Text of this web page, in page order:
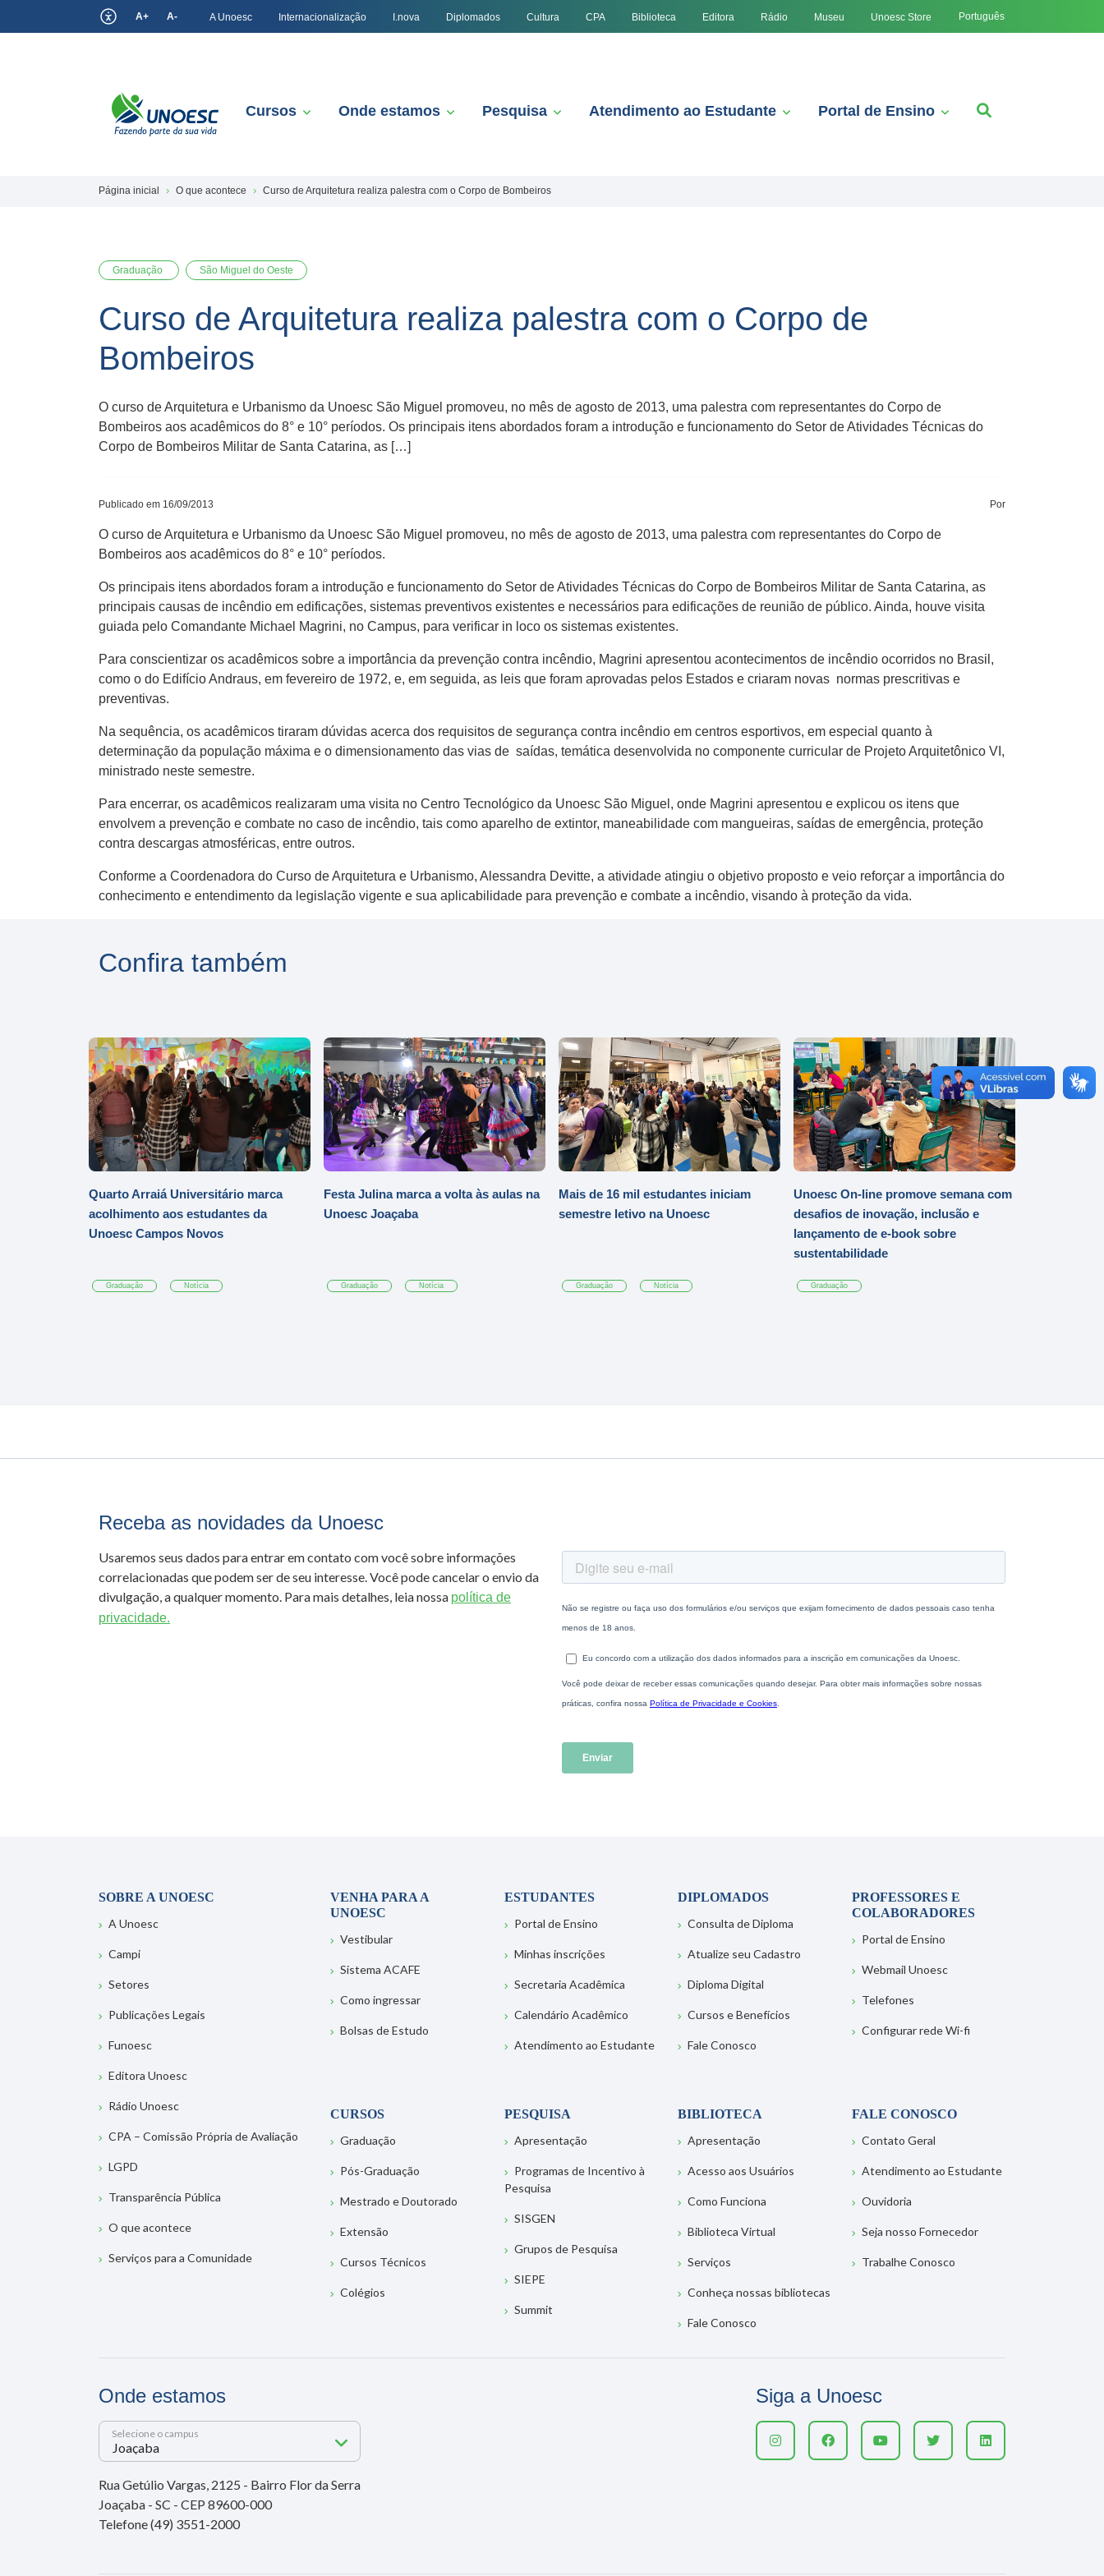
A+ A- A Unoesc Internacionalização I.nova Diplomados Cultura CPA Biblioteca Editora Rádio Museu Unoesc Store Português
Cursos Onde estamos Pesquisa Atendimento ao Estudante Portal de Ensino
Página inicial O que acontece Curso de Arquitetura realiza palestra com o Corpo de Bombeiros
Graduação São Miguel do Oeste
Curso de Arquitetura realiza palestra com o Corpo de
Bombeiros
O curso de Arquitetura e Urbanismo da Unoesc São Miguel promoveu, no mês de agosto de 2013, uma palestra com representantes do Corpo de
Bombeiros aos acadêmicos do 8° e 10° períodos. Os principais itens abordados foram a introdução e funcionamento do Setor de Atividades Técnicas do
Corpo de Bombeiros Militar de Santa Catarina, as […]
Publicado em 16/09/2013 Por
O curso de Arquitetura e Urbanismo da Unoesc São Miguel promoveu, no mês de agosto de 2013, uma palestra com representantes do Corpo de
Bombeiros aos acadêmicos do 8° e 10° períodos.
Os principais itens abordados foram a introdução e funcionamento do Setor de Atividades Técnicas do Corpo de Bombeiros Militar de Santa Catarina, as
principais causas de incêndio em edificações, sistemas preventivos existentes e necessários para edificações de reunião de público. Ainda, houve visita
guiada pelo Comandante Michael Magrini, no Campus, para verificar in loco os sistemas existentes.
Para conscientizar os acadêmicos sobre a importância da prevenção contra incêndio, Magrini apresentou acontecimentos de incêndio ocorridos no Brasil,
como o do Edifício Andraus, em fevereiro de 1972, e, em seguida, as leis que foram aprovadas pelos Estados e criaram novas normas prescritivas e
preventivas.
Na sequência, os acadêmicos tiraram dúvidas acerca dos requisitos de segurança contra incêndio em centros esportivos, em especial quanto à
determinação da população máxima e o dimensionamento das vias de saídas, temática desenvolvida no componente curricular de Projeto Arquitetônico VI,
ministrado neste semestre.
Para encerrar, os acadêmicos realizaram uma visita no Centro Tecnológico da Unoesc São Miguel, onde Magrini apresentou e explicou os itens que
envolvem a prevenção e combate no caso de incêndio, tais como aparelho de extintor, maneabilidade com mangueiras, saídas de emergência, proteção
contra descargas atmosféricas, entre outros.
Conforme a Coordenadora do Curso de Arquitetura e Urbanismo, Alessandra Devitte, a atividade atingiu o objetivo proposto e veio reforçar a importância do
conhecimento e entendimento da legislação vigente e sua aplicabilidade para prevenção e combate a incêndio, visando à proteção da vida.
Confira também
Quarto Arraiá Universitário marca
acolhimento aos estudantes da
Unoesc Campos Novos
Graduação Notícia
Festa Julina marca a volta às aulas na
Unoesc Joaçaba
Graduação Notícia
Mais de 16 mil estudantes iniciam
semestre letivo na Unoesc
Graduação Notícia
Unoesc On-line promove semana com
desafios de inovação, inclusão e
lançamento de e-book sobre
sustentabilidade
Graduação
Receba as novidades da Unoesc
Usaremos seus dados para entrar em contato com você sobre informações
correlacionadas que podem ser de seu interesse. Você pode cancelar o envio da
divulgação, a qualquer momento. Para mais detalhes, leia nossa política de
privacidade.
SOBRE A UNOESC
A Unoesc
Campi
Setores
Publicações Legais
Funoesc
Editora Unoesc
Rádio Unoesc
CPA – Comissão Própria de Avaliação
LGPD
Transparência Pública
O que acontece
Serviços para a Comunidade
VENHA PARA A
UNOESC
Vestibular
Sistema ACAFE
Como ingressar
Bolsas de Estudo
ESTUDANTES
Portal de Ensino
Minhas inscrições
Secretaria Acadêmica
Calendário Acadêmico
Atendimento ao Estudante
DIPLOMADOS
Consulta de Diploma
Atualize seu Cadastro
Diploma Digital
Cursos e Benefícios
Fale Conosco
PROFESSORES E
COLABORADORES
Portal de Ensino
Webmail Unoesc
Telefones
Configurar rede Wi-fi
CURSOS
Graduação
Pós-Graduação
Mestrado e Doutorado
Extensão
Cursos Técnicos
Colégios
PESQUISA
Apresentação
Programas de Incentivo à
Pesquisa
SISGEN
Grupos de Pesquisa
SIEPE
Summit
BIBLIOTECA
Apresentação
Acesso aos Usuários
Como Funciona
Biblioteca Virtual
Serviços
Conheça nossas bibliotecas
Fale Conosco
FALE CONOSCO
Contato Geral
Atendimento ao Estudante
Ouvidoria
Seja nosso Fornecedor
Trabalhe Conosco
Onde estamos
Selecione o campus
Rua Getúlio Vargas, 2125 - Bairro Flor da Serra
Joaçaba - SC - CEP 89600-000
Telefone (49) 3551-2000
Siga a Unoesc